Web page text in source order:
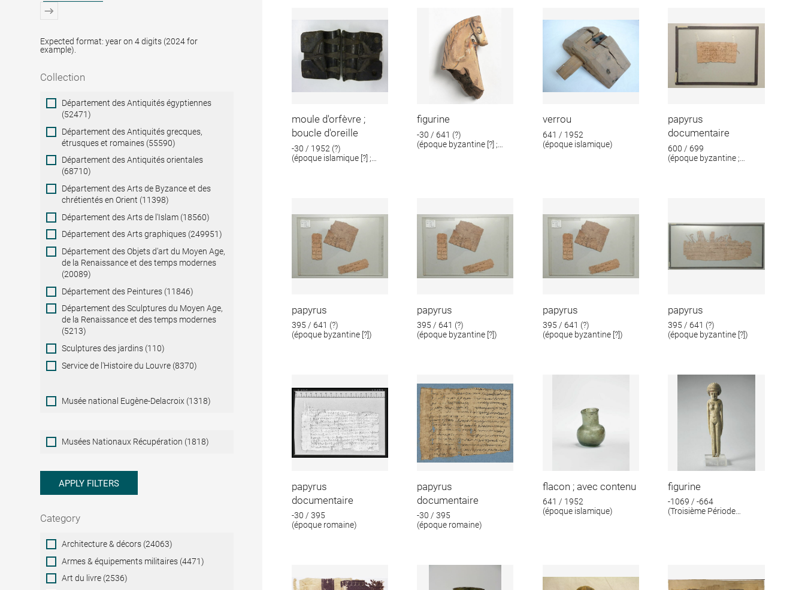
Expected format: year on 4 digits (2024 for
example).
Collection
Collection
Département des Antiquités égyptiennes
(52471)
Département des Antiquités grecques,
étrusques et romaines (55590)
Département des Antiquités orientales
(68710)
Département des Arts de Byzance et des
chrétientés en Orient (11398)
Département des Arts de l'Islam (18560)
Département des Arts graphiques (249951)
Département des Objets d'art du Moyen Age,
de la Renaissance et des temps modernes
(20089)
Département des Peintures (11846)
Département des Sculptures du Moyen Age,
de la Renaissance et des temps modernes
(5213)
Sculptures des jardins (110)
Service de l'Histoire du Louvre (8370)
Musée national Eugène-Delacroix (1318)
Musées
Nationaux
Musées Nationaux Récupération (1818)
APPLY FILTERS
Category
Category
Architecture & décors (24063)
Armes & équipements militaires (4471)
Art du livre (2536)
moule d'orfèvre ;
boucle d'oreille
-30 / 1952 (?)
(époque islamique [?] ;
figurine
-30 / 641 (?)
(époque byzantine [?] ;
verrou
641 / 1952
(époque islamique)
papyrus
documentaire
600 / 699
(époque byzantine ;
papyrus
395 / 641 (?)
(époque byzantine [?])
papyrus
395 / 641 (?)
(époque byzantine [?])
papyrus
395 / 641 (?)
(époque byzantine [?])
papyrus
395 / 641 (?)
(époque byzantine [?])
papyrus
documentaire
-30 / 395
(époque romaine)
papyrus
documentaire
-30 / 395
(époque romaine)
flacon ; avec contenu
641 / 1952
(époque islamique)
figurine
-1069 / -664
(Troisième Période